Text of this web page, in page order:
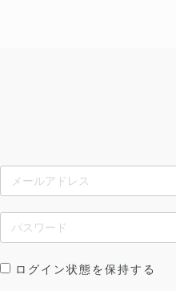
ログイン状態を保持する